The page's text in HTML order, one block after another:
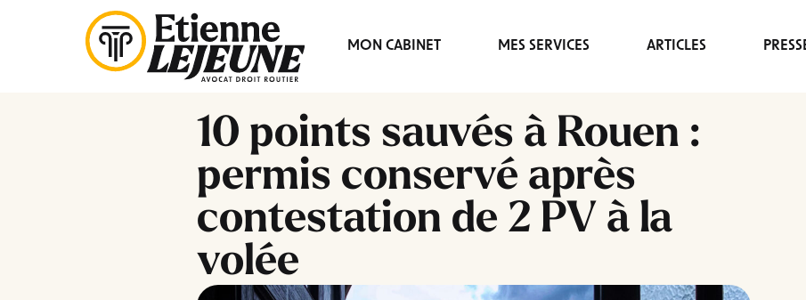
MON CABINET MES SERVICES ARTICLES
10 points sauvés à Rouen :
permis conservé après
contestation de 2 PV à la
volée